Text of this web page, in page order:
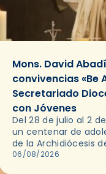
Mons. David
convivencias «Be
Secretariado
con Jóvenes
Del 28 de julio al 2
un centenar de
de la Archidiócesis
en las convivencias
06/08/2026